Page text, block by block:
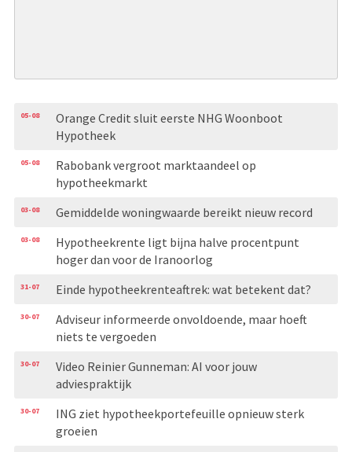
05-08
Orange Credit sluit eerste NHG Woonboot
Hypotheek
05-08
Rabobank vergroot marktaandeel op
hypotheekmarkt
03-08 Gemiddelde woningwaarde bereikt nieuw record
03-08
Hypotheekrente ligt bijna halve procentpunt
hoger dan voor de Iranoorlog
31-07 Einde hypotheekrenteaftrek: wat betekent dat?
30-07
Adviseur informeerde onvoldoende, maar hoeft
niets te vergoeden
30-07
Video Reinier Gunneman: AI voor jouw
adviespraktijk
30-07
ING ziet hypotheekportefeuille opnieuw sterk
groeien